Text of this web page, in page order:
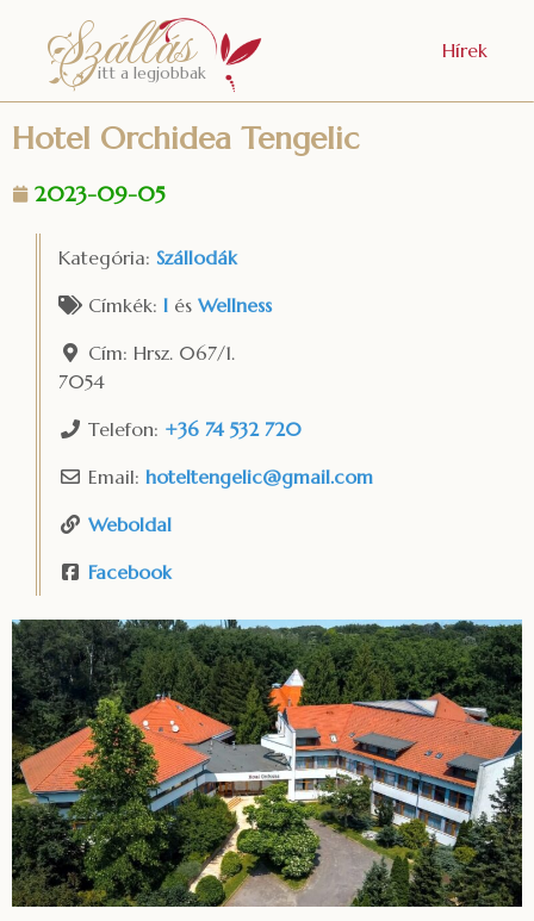
Szállás
itt a legjobbak
Hírek
Hotel Orchidea Tengelic
2023-09-05
Kategória: Szállodák
Címkék: I és Wellness
Cím: Hrsz. 067/1.
7054
Telefon: +36 74 532 720
Email: hoteltengelic@gmail.com
Weboldal
Facebook